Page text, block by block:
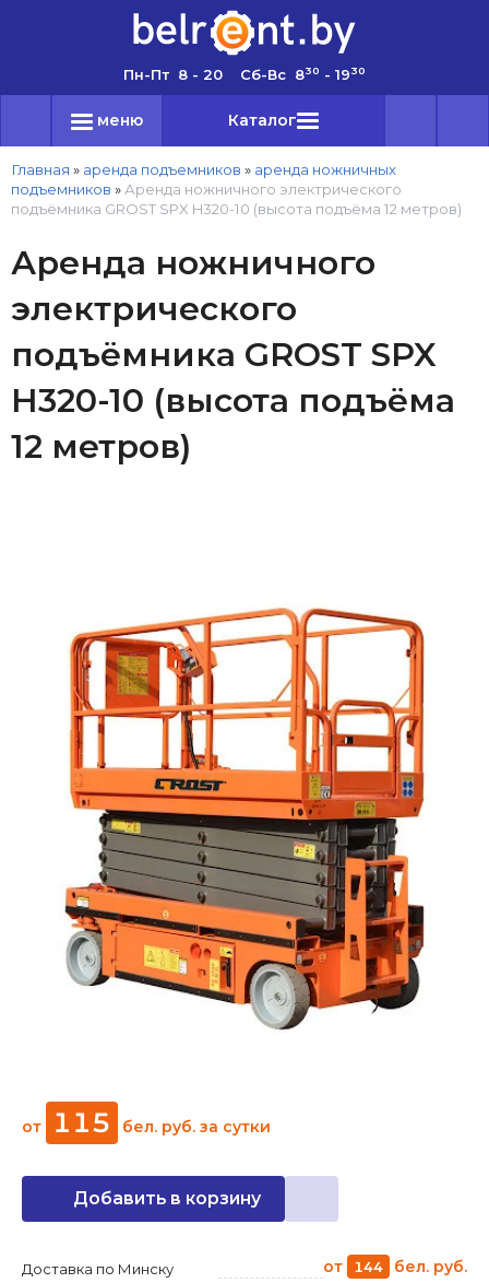
Пн-Пт 8 - 20 Сб-Вс 830 - 1930
меню Каталог
Главная » аренда подъемников » аренда ножничных
подъемников » Аренда ножничного электрического
подъёмника GROST SPX H320-10 (высота подъёма 12 метров)
Аренда ножничного
электрического
подъёмника GROST SPX
H320-10 (высота подъёма
12 метров)
от 115 бел. руб. за сутки
Добавить в корзину
Доставка по Минску от 144 бел. руб.